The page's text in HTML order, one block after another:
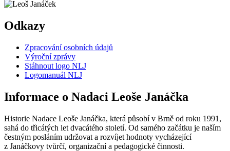
Odkazy
Zpracování osobních údajů
Výroční zprávy
Stáhnout logo NLJ
Logomanuál NLJ
Informace o Nadaci Leoše Janáčka
Historie Nadace Leoše Janáčka, která působí v Brně od roku 1991,
sahá do třicátých let dvacátého století. Od samého začátku je naším
čestným posláním udržovat a rozvíjet hodnoty vycházející
z Janáčkovy tvůrčí, organizační a pedagogické činnosti.